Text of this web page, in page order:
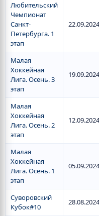
Любительский
Чемпионат
Санкт-
Петербурга. 1
этап
22.09.2024
Малая
Хоккейная
Лига. Осень. 3
этап
19.09.2024
Малая
Хоккейная
Лига. Осень. 2
этап
12.09.2024
Малая
Хоккейная
Лига. Осень. 1
этап
05.09.2024
Суворовский
Кубок#10
28.08.2024